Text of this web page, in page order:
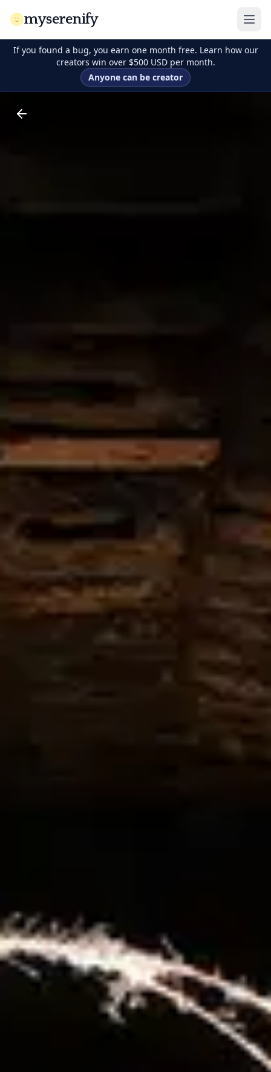
myserenify
If you found a bug, you earn one month free. Learn how our
creators win over $500 USD per month.
Anyone can be creator